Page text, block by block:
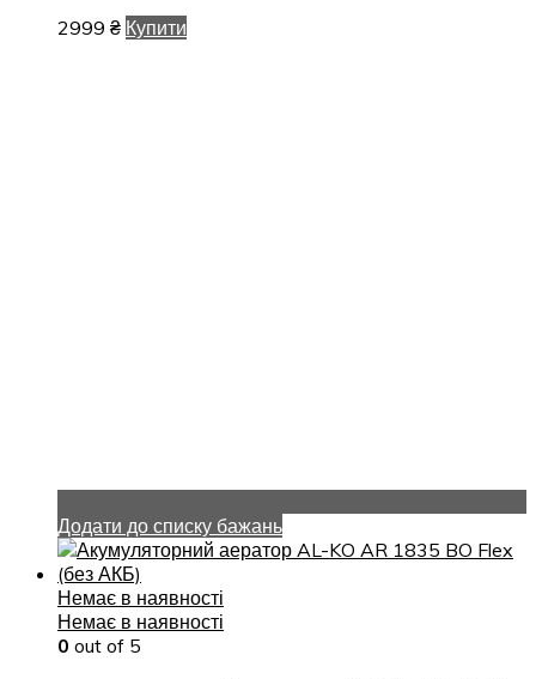
2999 ₴ Купити
Додати до списку бажань
Немає в наявності
Немає в наявності
0 out of 5